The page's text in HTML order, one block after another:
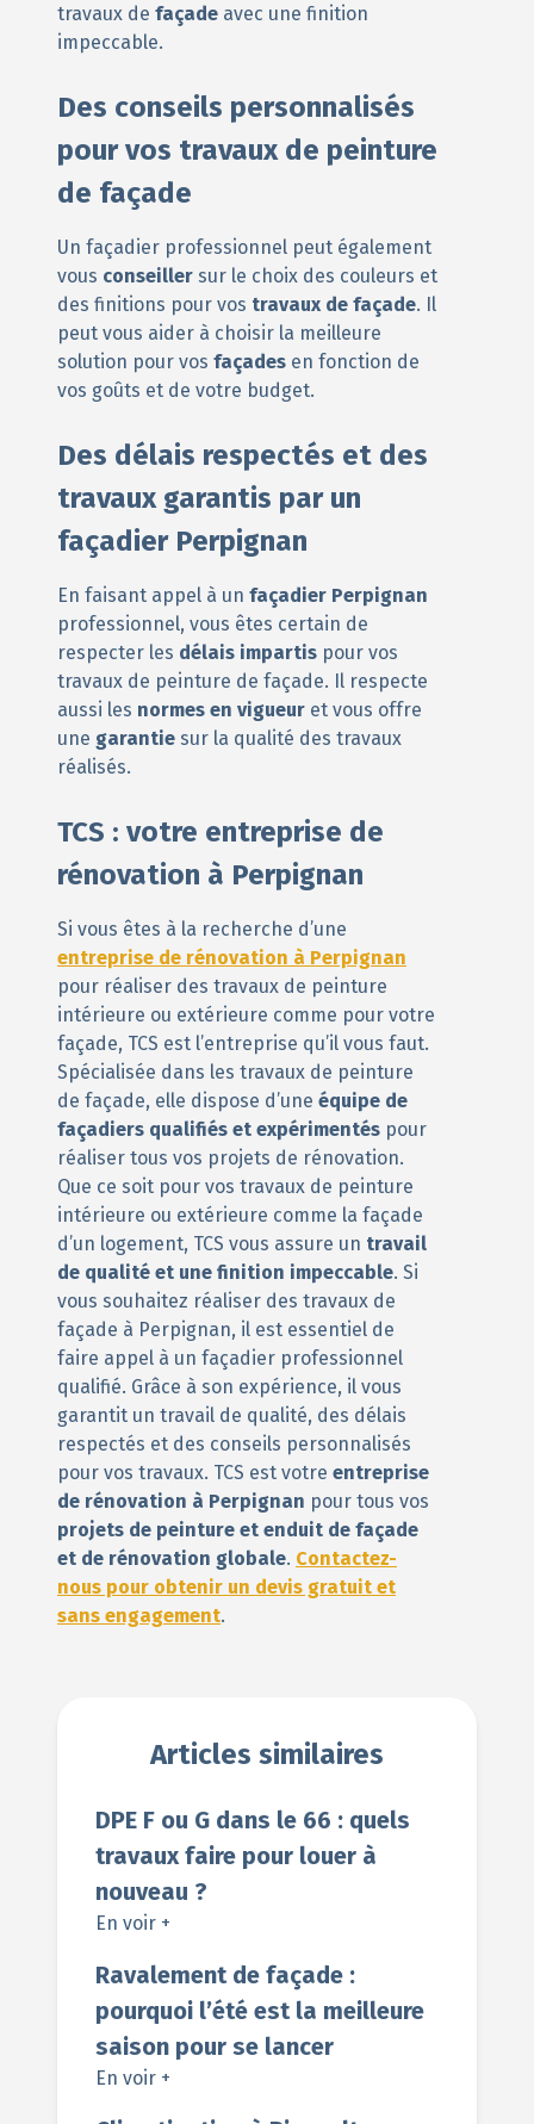
travaux de façade avec une finition
impeccable.
Des conseils personnalisés
pour vos travaux de peinture
de façade
Un façadier professionnel peut également
vous conseiller sur le choix des couleurs et
des finitions pour vos travaux de façade. Il
peut vous aider à choisir la meilleure
solution pour vos façades en fonction de
vos goûts et de votre budget.
Des délais respectés et des
travaux garantis par un
façadier Perpignan
En faisant appel à un façadier Perpignan
professionnel, vous êtes certain de
respecter les délais impartis pour vos
travaux de peinture de façade. Il respecte
aussi les normes en vigueur et vous offre
une garantie sur la qualité des travaux
réalisés.
TCS : votre entreprise de
rénovation à Perpignan
Si vous êtes à la recherche d’une
entreprise de rénovation à Perpignan
pour réaliser des travaux de peinture
intérieure ou extérieure comme pour votre
façade, TCS est l’entreprise qu’il vous faut.
Spécialisée dans les travaux de peinture
de façade, elle dispose d’une équipe de
façadiers qualifiés et expérimentés pour
réaliser tous vos projets de rénovation.
Que ce soit pour vos travaux de peinture
intérieure ou extérieure comme la façade
d’un logement, TCS vous assure un travail
de qualité et une finition impeccable. Si
vous souhaitez réaliser des travaux de
façade à Perpignan, il est essentiel de
faire appel à un façadier professionnel
qualifié. Grâce à son expérience, il vous
garantit un travail de qualité, des délais
respectés et des conseils personnalisés
pour vos travaux. TCS est votre entreprise
de rénovation à Perpignan pour tous vos
projets de peinture et enduit de façade
et de rénovation globale. Contactez-
nous pour obtenir un devis gratuit et
sans engagement.
Articles similaires
DPE F ou G dans le 66 : quels
travaux faire pour louer à
nouveau ?
En voir +
Ravalement de façade :
pourquoi l’été est la meilleure
saison pour se lancer
En voir +